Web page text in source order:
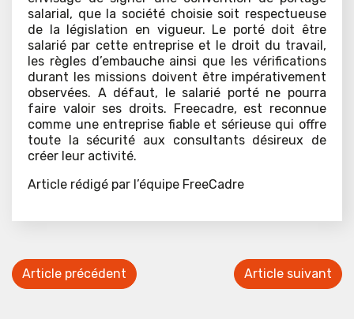
salarial, que la société choisie soit respectueuse
de la législation en vigueur. Le porté doit être
salarié par cette entreprise et le droit du travail,
les règles d’embauche ainsi que les vérifications
durant les missions doivent être impérativement
observées. A défaut, le salarié porté ne pourra
faire valoir ses droits. Freecadre, est reconnue
comme une entreprise fiable et sérieuse qui offre
toute la sécurité aux consultants désireux de
créer leur activité.
Article rédigé par l’équipe FreeCadre
Article précédent Article suivant